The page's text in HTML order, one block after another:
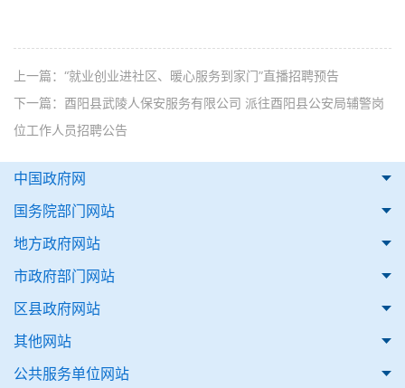
上一篇： “就业创业进社区、暖心服务到家门”直播招聘预告
下一篇： 酉阳县武陵人保安服务有限公司 派往酉阳县公安局辅警岗
位工作人员招聘公告
中国政府网
国务院部门网站
地方政府网站
市政府部门网站
区县政府网站
其他网站
公共服务单位网站